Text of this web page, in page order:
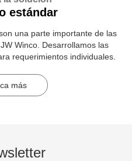
estándar
una parte importante de las
Winco. Desarrollamos las
requerimientos individuales.
más